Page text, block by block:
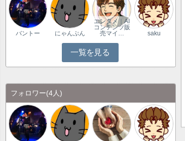
バントー にゃんぷん
エンタメ｜AI
コンテンツ販
売マイ…
saku
一覧を見る
フォロワー(4人)